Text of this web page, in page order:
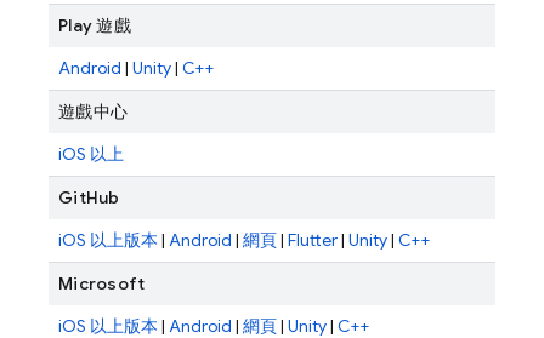
Play 遊戲
Android | Unity| C++
遊戲中心
iOS 以上
GitHub
iOS 以上版本 | Android | 網頁| Flutter| Unity| C++
Microsoft
iOS 以上版本 | Android | 網頁| Unity| C++